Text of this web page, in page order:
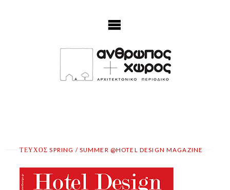
ΤΕΥΧΟΣ SPRING / SUMMER @HOTEL DESIGN MAGAZINE